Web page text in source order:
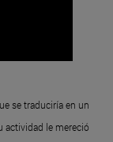
se traduciría en un
actividad le mereció